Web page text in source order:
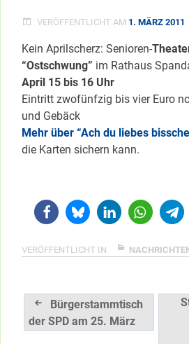
VERÖFFENTLICHT AM 1. MÄRZ 2011
Kein Aprilscherz: Senioren-
“Ostschwung” im Rathaus
April 15 bis 16 Uhr
Eintritt zwofünfzig bis vier Euro
und Gebäck
Mehr über “Ach du liebes
die Karten sichern kann.
VERÖFFENTLICHT IN
Beitragsnavigation
Bürgerstammtisch
der SPD am 25. März